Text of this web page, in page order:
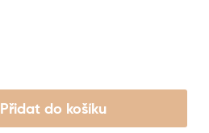
Přidat do košíku